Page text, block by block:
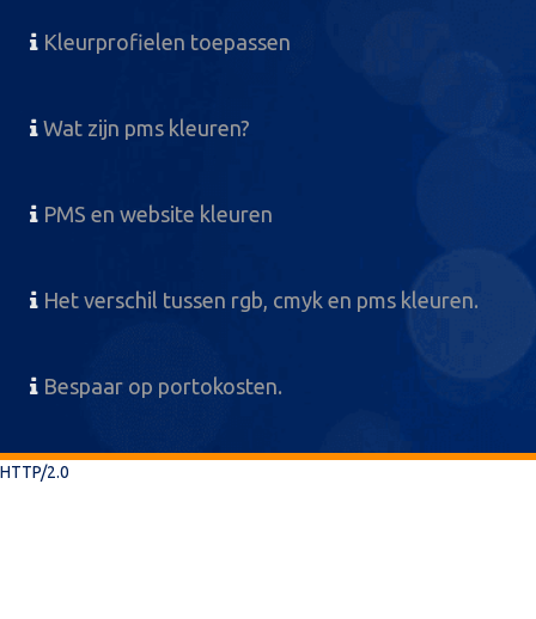
Kleurprofielen toepassen
Wat zijn pms kleuren?
PMS en website kleuren
Het verschil tussen rgb, cmyk en pms kleuren.
Bespaar op portokosten.
HTTP/2.0